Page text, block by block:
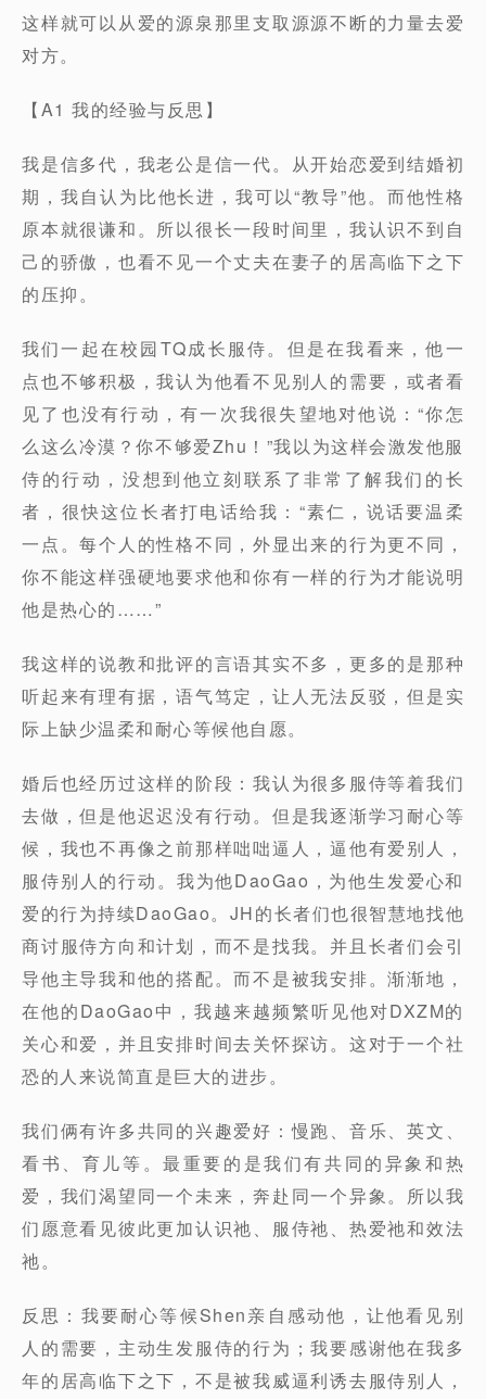
这样就可以从爱的源泉那里支取源源不断的力量去爱
对方。
【A1 我的经验与反思】
我是信多代，我老公是信一代。从开始恋爱到结婚初
期，我自认为比他长进，我可以“教导”他。而他性格
原本就很谦和。所以很长一段时间里，我认识不到自
己的骄傲，也看不见一个丈夫在妻子的居高临下之下
的压抑。
我们一起在校园TQ成长服侍。但是在我看来，他一
点也不够积极，我认为他看不见别人的需要，或者看
见了也没有行动，有一次我很失望地对他说：“你怎
么这么冷漠？你不够爱Zhu！”我以为这样会激发他服
侍的行动，没想到他立刻联系了非常了解我们的长
者，很快这位长者打电话给我：“素仁，说话要温柔
一点。每个人的性格不同，外显出来的行为更不同，
你不能这样强硬地要求他和你有一样的行为才能说明
他是热心的……”
我这样的说教和批评的言语其实不多，更多的是那种
听起来有理有据，语气笃定，让人无法反驳，但是实
际上缺少温柔和耐心等候他自愿。
婚后也经历过这样的阶段：我认为很多服侍等着我们
去做，但是他迟迟没有行动。但是我逐渐学习耐心等
候，我也不再像之前那样咄咄逼人，逼他有爱别人，
服侍别人的行动。我为他DaoGao，为他生发爱心和
爱的行为持续DaoGao。JH的长者们也很智慧地找他
商讨服侍方向和计划，而不是找我。并且长者们会引
导他主导我和他的搭配。而不是被我安排。渐渐地，
在他的DaoGao中，我越来越频繁听见他对DXZM的
关心和爱，并且安排时间去关怀探访。这对于一个社
恐的人来说简直是巨大的进步。
我们俩有许多共同的兴趣爱好：慢跑、音乐、英文、
看书、育儿等。最重要的是我们有共同的异象和热
爱，我们渴望同一个未来，奔赴同一个异象。所以我
们愿意看见彼此更加认识祂、服侍祂、热爱祂和效法
祂。
反思：我要耐心等候Shen亲自感动他，让他看见别
人的需要，主动生发服侍的行为；我要感谢他在我多
年的居高临下之下，不是被我威逼利诱去服侍别人，